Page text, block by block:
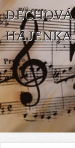
HÁJENKA